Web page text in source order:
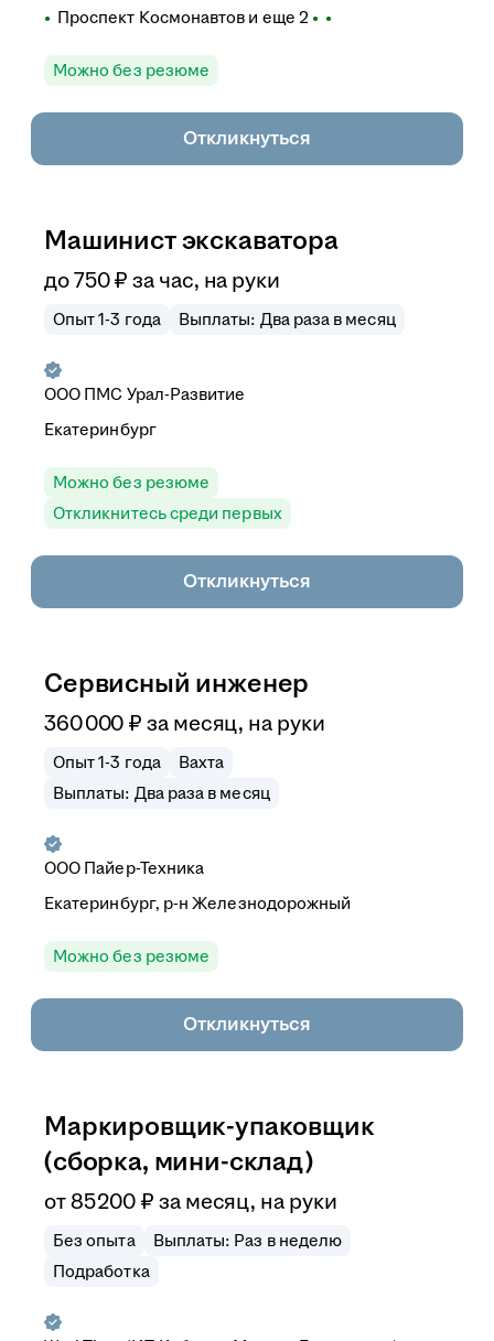
Проспект Космонавтов и еще 2
Можно без резюме
Откликнуться
Машинист экскаватора
до750 ₽ за час, на руки
Опыт 1-3 года Выплаты: Два раза в месяц
ООО ПМС Урал-Развитие
Екатеринбург
Можно без резюме
Откликнитесь среди первых
Откликнуться
Сервисный инженер
360 000 ₽ за месяц, на руки
Опыт 1-3 года
Вахта
Выплаты: Два раза в месяц
ООО Пайер-Техника
Екатеринбург, р-н Железнодорожный
Можно без резюме
Откликнуться
Маркировщик-упаковщик
(сборка, мини-склад)
от85 200 ₽ за месяц, на руки
Без опыта
Выплаты: Раз в неделю
Подработка